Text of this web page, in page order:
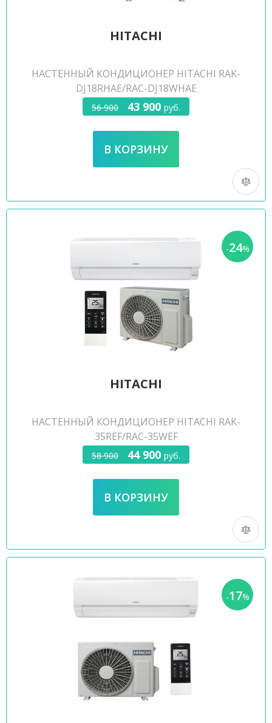
HITACHI
НАСТЕННЫЙ КОНДИЦИОНЕР HITACHI RAK-
DJ18RHAE/RAC-DJ18WHAE
56 900 43 900 руб.
-24%
HITACHI
НАСТЕННЫЙ КОНДИЦИОНЕР HITACHI RAK-
35REF/RAC-35WEF
58 900 44 900 руб.
-17%